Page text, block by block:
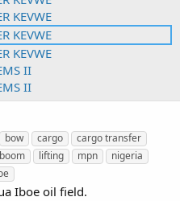
bow cargo
cargo transfer
lifting mpn
nigeria
Iboe oil field.